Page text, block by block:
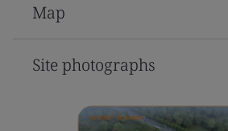
Map
Site photographs